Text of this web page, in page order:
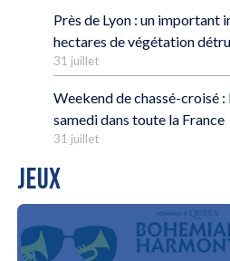
Près de Lyon : un important
hectares de végétation
31 juillet
Weekend de chassé-croisé
samedi dans toute la France
31 juillet
JEUX